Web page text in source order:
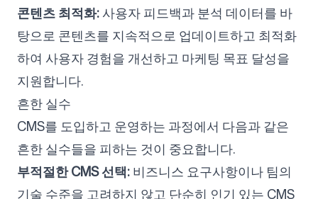
콘텐츠 최적화:사용자 피드백과 분석 데이터를 바
탕으로 콘텐츠를 지속적으로 업데이트하고 최적화
하여 사용자 경험을 개선하고 마케팅 목표 달성을
지원합니다.
흔한 실수
CMS를 도입하고 운영하는 과정에서 다음과 같은
흔한 실수들을 피하는 것이 중요합니다.
부적절한 CMS 선택:비즈니스 요구사항이나 팀의
기술 수준을 고려하지 않고 단순히 인기 있는 CMS